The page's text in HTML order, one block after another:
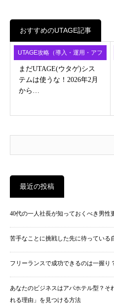
おすすめのUTAGE記事
UTAGE攻略（導入・運用・アフ
ィ）
まだUTAGE(ウタゲ)シス
テムは使うな！2026年2月
から…
最近の投稿
40代の一人社長が知っておくべき男性
苦手なことに挑戦した先に待っている
フリーランスで成功できるのは一握り
あなたのビジネスはアパホテル型？そ
れる理由」を見つける方法